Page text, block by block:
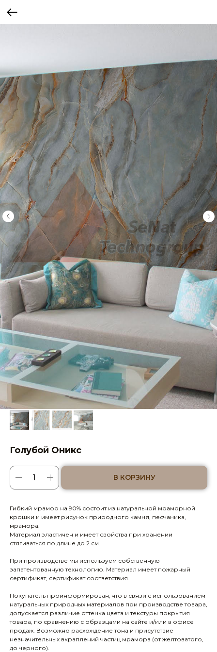
Голубой Оникс
В КОРЗИНУ
Гибкий мрамор на 90% состоит из натуральной мраморной
крошки и имеет рисунок природного камня, песчаника,
мрамора.
Материал эластичен и имеет свойства при хранении
стягиваться по длине до 2 см.
При производстве мы используем собственную
запатентованную технологию. Материал имеет пожарный
сертификат, сертификат соответствия.
Покупатель проинформирован, что в связи с использованием
натуральных природных материалов при производстве товара,
допускается различие оттенка цвета и текстуры покрытия
товара, по сравнению с образцами на сайте и/или в офисе
продаж. Возможно расхождение тона и присутствие
незначительных вкраплений частиц мрамора (от желтоватого,
до черного).